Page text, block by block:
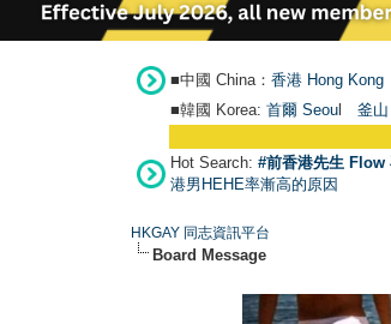
■中國 China： 香港 Hong Kong
■韓國 Korea: 首爾 Seou 釜
Hot Search: #前香港先生 Flow
港男HEHE率漸高的原因
HKGAY 同志資訊平台
Board Message